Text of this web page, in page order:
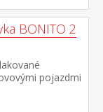
BONITO 2
pojazdmi